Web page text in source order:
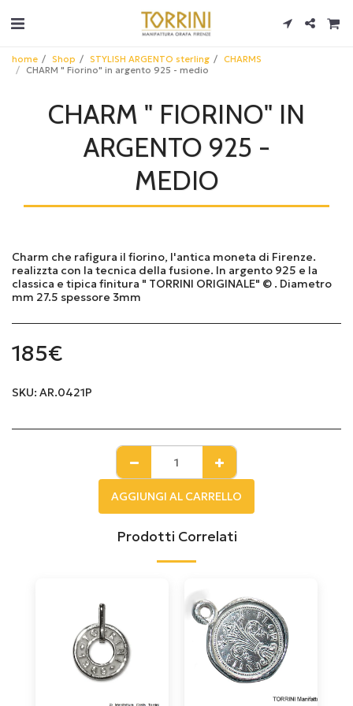
home Shop STYLISH ARGENTO sterling
CHARMS
CHARM " Fiorino" in argento 925 - medio
CHARM " FIORINO" IN
ARGENTO 925 -
MEDIO
Charm che rafigura il fiorino, l'antica moneta di Firenze.
realizzta con la tecnica della fusione. In argento 925 e la
classica e tipica finitura " TORRINI ORIGINALE" © . Diametro
mm 27.5 spessore 3mm
185€
SKU: AR.0421P
AGGIUNGI AL CARRELLO
Prodotti Correlati